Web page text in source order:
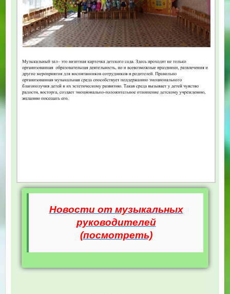
Новости от музыкальных
руководителей
(посмотреть)